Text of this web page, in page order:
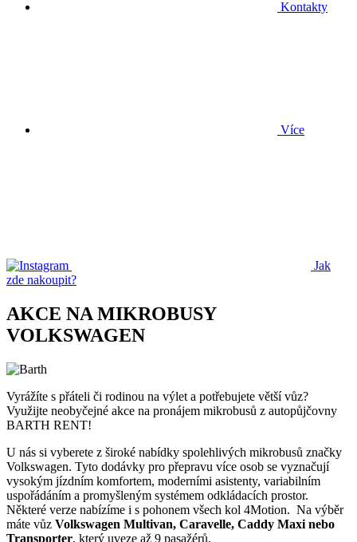
Kontakty
Více
Jak
zde nakoupit?
AKCE NA MIKROBUSY
VOLKSWAGEN
Vyrážíte s přáteli či rodinou na výlet a potřebujete větší vůz?
Využijte neobyčejné akce na pronájem mikrobusů z autopůjčovny
BARTH RENT!
U nás si vyberete z široké nabídky spolehlivých mikrobusů značky
Volkswagen. Tyto dodávky pro přepravu více osob se vyznačují
vysokým jízdním komfortem, moderními asistenty, variabilním
uspořádáním a promyšleným systémem odkládacích prostor.
Některé verze nabízíme i s pohonem všech kol 4Motion. Na výběr
máte vůz Volkswagen Multivan, Caravelle, Caddy Maxi nebo
Transporter, který uveze až 9 pasažérů.